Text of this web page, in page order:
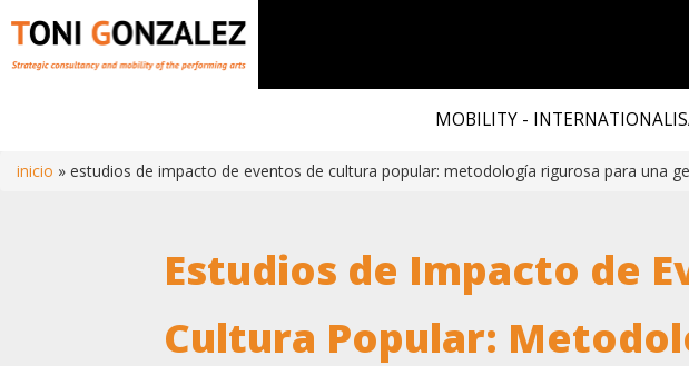
content
MOBILITY -
inicio estudios de impacto de eventos de cultura popular: metodología rigurosa para una
Estudios de Impacto de
Cultura Popular: